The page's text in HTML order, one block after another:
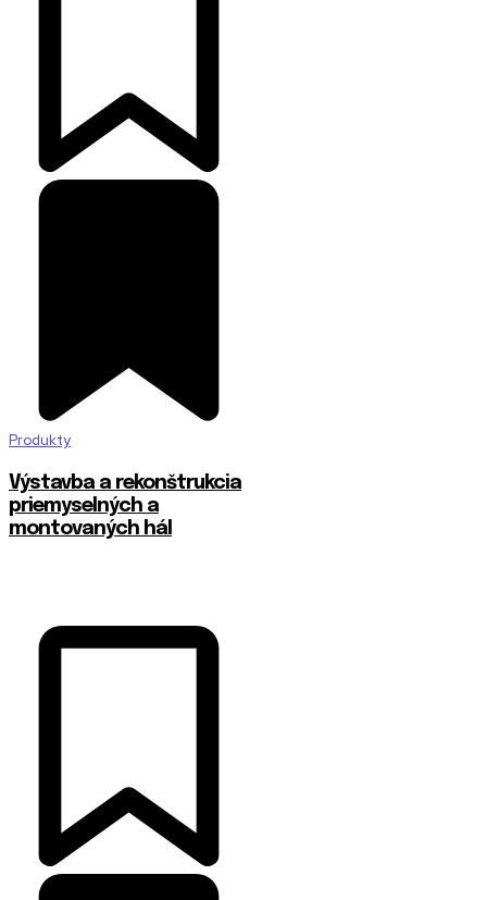
Produkty
Výstavba a rekonštrukcia
priemyselných a
montovaných hál